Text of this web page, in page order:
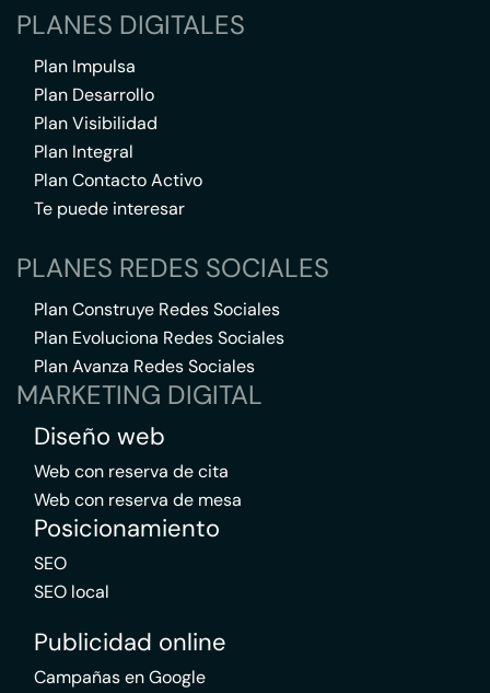
PLANES DIGITALES
Plan Impulsa
Plan Desarrollo
Plan Visibilidad
Plan Integral
Plan Contacto Activo
Te puede interesar
PLANES REDES SOCIALES
Plan Construye Redes Sociales
Plan Evoluciona Redes Sociales
Plan Avanza Redes Sociales
MARKETING DIGITAL
Diseño web
Web con reserva de cita
Web con reserva de mesa
Posicionamiento
SEO
SEO local
Publicidad online
Campañas en Google